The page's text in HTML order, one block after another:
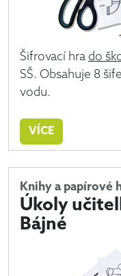
Šifrovací hra do
SŠ. Obsahuje 8
vodu.
VÍCE
Knihy a papírové
Úkoly
Bájné